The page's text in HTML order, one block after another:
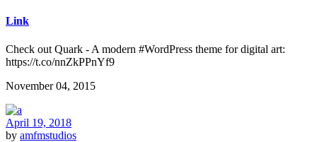
Link
Check out Quark - A modern #WordPress theme for digital art:
https://t.co/nnZkPPnYf9
November 04, 2015
April 19, 2018
by amfmstudios